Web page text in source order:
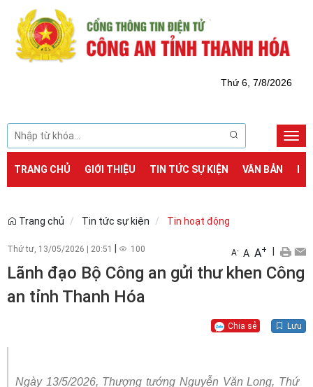
Thứ 6, 7/8/2026
TRANG CHỦ GIỚI THIỆU TIN TỨC SỰ KIỆN VĂN BẢN
Trang chủ Tin tức sự kiện Tin hoạt động
Thứ tư, 13/05/2026 | 20:51 100 A- A A+
Lãnh đạo Bộ Công an gửi thư khen Công
an tỉnh Thanh Hóa
Chia sẻ Lưu
Ngày 13/5/2026, Thượng tướng Nguyễn Văn Long, Thứ